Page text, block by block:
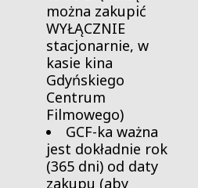
można zakupić
WYŁĄCZNIE
stacjonarnie, w
kasie kina
Gdyńskiego
Centrum
Filmowego)
GCF-ka ważna
jest dokładnie rok
(365 dni) od daty
zakupu (aby